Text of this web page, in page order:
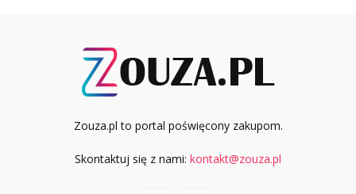
Zouza.pl to portal poświęcony zakupom.
Skontaktuj się z nami: kontakt@zouza.pl